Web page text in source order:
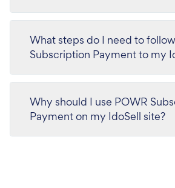
What steps do I need to
Subscription Payment to my
Why should I use POWR
Payment on my IdoSell site?